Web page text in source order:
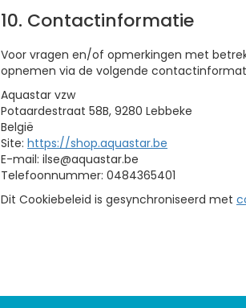
10. Contactinformatie
Voor vragen en/of opmerkingen met
opnemen via de volgende
Aquastar vzw
Potaardestraat 58B, 9280 Lebbeke
België
Site: https://shop.aquastar.be
E-mail: ilse@aquastar.be
Telefoonnummer: 0484365401
Dit Cookiebeleid is gesynchroniseerd met